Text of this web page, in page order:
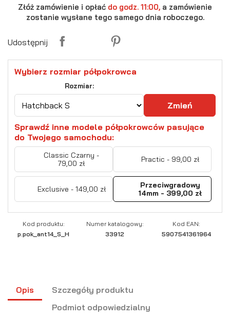
Złóż zamówienie i opłać do godz. 11:00, a zamówienie
zostanie wysłane tego samego dnia roboczego.
Udostępnij
Wybierz rozmiar półpokrowca
Rozmiar:
Zmień
Sprawdź inne modele półpokrowców pasujące
do Twojego samochodu:
Classic Czarny -
79,00 zł
Practic - 99,00 zł
Exclusive - 149,00 zł
Przeciwgradowy
14mm - 399,00 zł
Kod produktu:
p.pok_ant14_S_H
Numer katalogowy:
33912
Kod EAN:
5907541361964
Opis
Szczegóły produktu
Podmiot odpowiedzialny